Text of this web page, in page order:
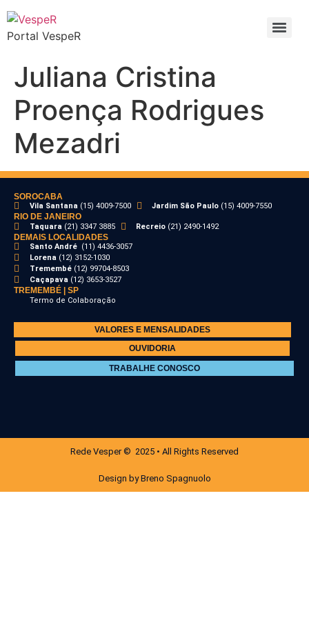
Portal VespeR
Juliana Cristina
Proença Rodrigues
Mezadri
SOROCABA
Vila Santana (15) 4009-7500 Jardim São Paulo (15) 4009-7550
RIO DE JANEIRO
Taquara (21) 3347 3885 Recreio (21) 2490-1492
DEMAIS LOCALIDADES
Santo André (11) 4436-3057
Lorena (12) 3152-1030
Tremembé (12) 99704-8503
Caçapava (12) 3653-3527
TREMEMBÉ | SP
Termo de Colaboração
VALORES E MENSALIDADES
OUVIDORIA
TRABALHE CONOSCO
Rede Vesper © 2025 • All Rights Reserved
Design by Breno Spagnuolo